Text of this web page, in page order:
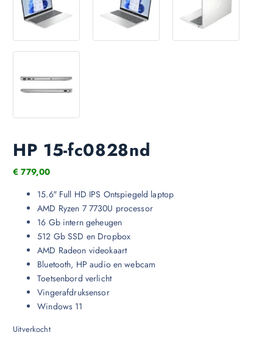
HP 15-fc0828nd
€ 779,00
15.6″ Full HD IPS Ontspiegeld laptop
AMD Ryzen 7 7730U processor
16 Gb intern geheugen
512 Gb SSD en Dropbox
AMD Radeon videokaart
Bluetooth, HP audio en webcam
Toetsenbord verlicht
Vingerafdruksensor
Windows 11
Uitverkocht